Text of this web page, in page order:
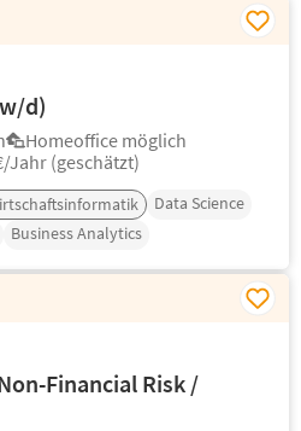
d)
Homeoffice möglich
Jahr (geschätzt)
Data Science
Business Analytics
Financial Risk /